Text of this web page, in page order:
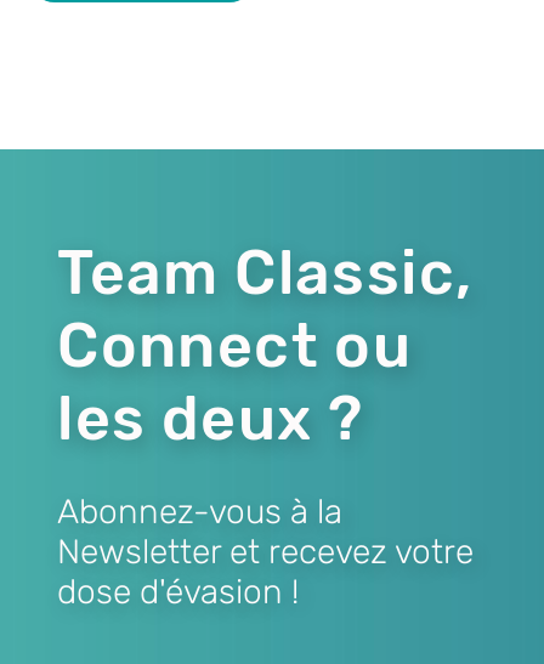
Team Classic,
Connect ou
les deux ?
Abonnez-vous à la
Newsletter et recevez votre
dose d'évasion !